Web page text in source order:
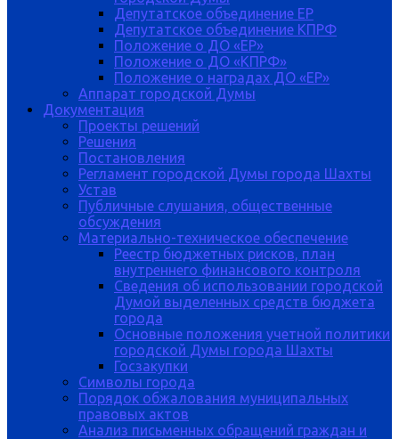
Депутатское объединение ЕР
Депутатское объединение КПРФ
Положение о ДО «ЕР»
Положение о ДО «КПРФ»
Положение о наградах ДО «ЕР»
Аппарат городской Думы
Документация
Проекты решений
Решения
Постановления
Регламент городской Думы города Шахты
Устав
Публичные слушания, общественные
обсуждения
Материально-техническое обеспечение
Реестр бюджетных рисков, план
внутреннего финансового контроля
Сведения об использовании городской
Думой выделенных средств бюджета
города
Основные положения учетной политики
городской Думы города Шахты
Госзакупки
Символы города
Порядок обжалования муниципальных
правовых актов
Анализ письменных обращений граждан и